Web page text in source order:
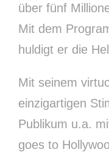
über fünf
Mit dem
huldigt er die
Mit seinem
einzigartigen
Publikum u.a.
goes to